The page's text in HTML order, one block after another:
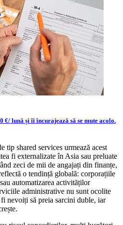
€/ lună și îi încurajează să se mute acolo.
tip shared services urmează acest
fi externalizate în Asia sau preluate
zeci de mii de angajați din finanțe,
o tendință globală: corporațiile
automatizarea activităților
administrative nu sunt ocolite
nevoiți să preia sarcini duble, iar